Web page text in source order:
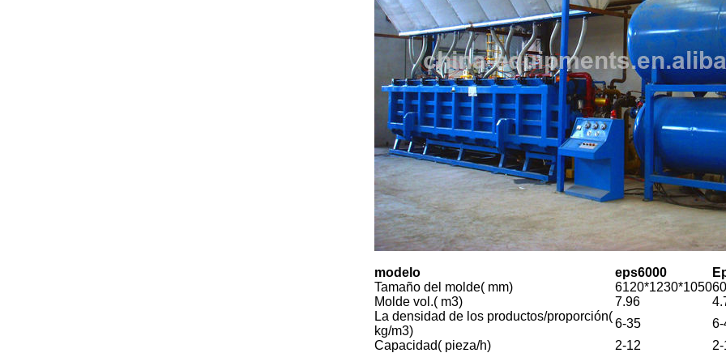
modelo eps6000
Tamaño del molde( mm)
6120*1230*1050
Molde vol.( m3)
7.96
La densidad de los productos/proporción(
kg/m3)
6-35
6-
Capacidad( pieza/h)
2-12